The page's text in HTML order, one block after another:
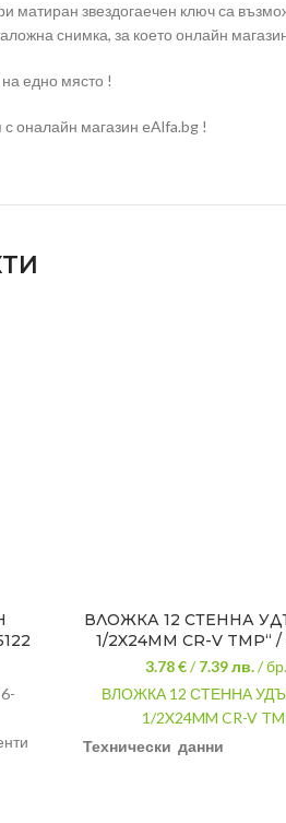
матиран звездогаечен ключ са
снимка, за което онлайн
едно място !
с оналайн магазин eAlfa.bg !
ВЛОЖКА 12 СТЕННА
1/2X24MM CR-V TMP“
3.78 €/7.39лв. / бр.
ВЛОЖКА 12 СТЕННА
1/2X24MM CR-V
Технически данни